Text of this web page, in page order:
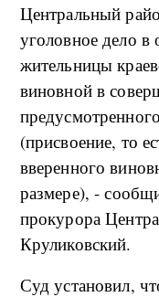
Центральный
уголовное дело в
жительницы
виновной в
(присвоение, то
вверенного
размере), -
прокурора
Круликовский.
Суд установил,